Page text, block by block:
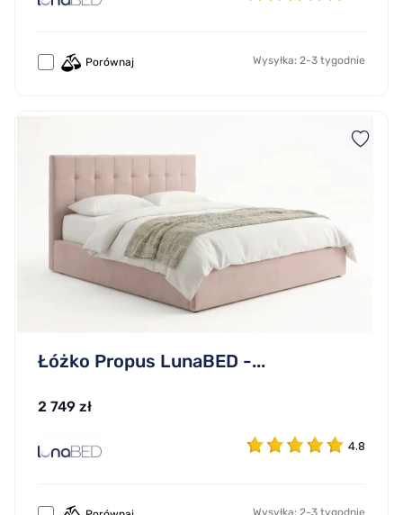
Porównaj Wysyłka: 2-3 tygodnie
Łóżko Propus LunaBED -...
2 749 zł
4.8
Wysyłka: 2-3 tygodnie